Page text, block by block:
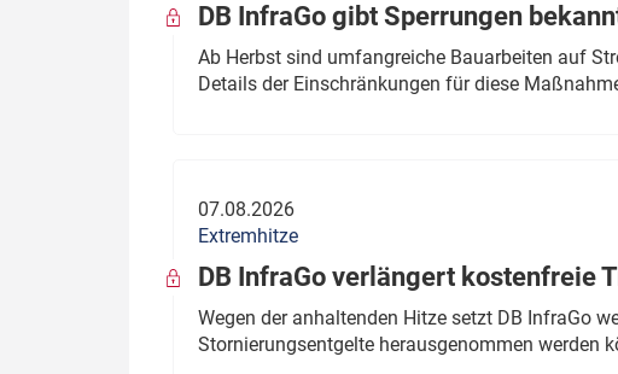
DB InfraGo gibt Sperrungen
Ab Herbst sind umfangreiche Bauarbeiten auf
Details der Einschränkungen für diese
07.08.2026
Extremhitze
DB InfraGo verlängert kostenfreie
Wegen der anhaltenden Hitze setzt DB InfraGo
Stornierungsentgelte herausgenommen werden